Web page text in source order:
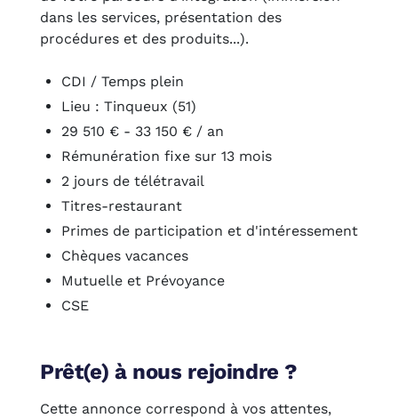
dans les services, présentation des
procédures et des produits...).
CDI / Temps plein
Lieu : Tinqueux (51)
29 510 € - 33 150 € / an
Rémunération fixe sur 13 mois
2 jours de télétravail
Titres-restaurant
Primes de participation et d'intéressement
Chèques vacances
Mutuelle et Prévoyance
CSE
Prêt(e) à nous rejoindre ?
Cette annonce correspond à vos attentes,